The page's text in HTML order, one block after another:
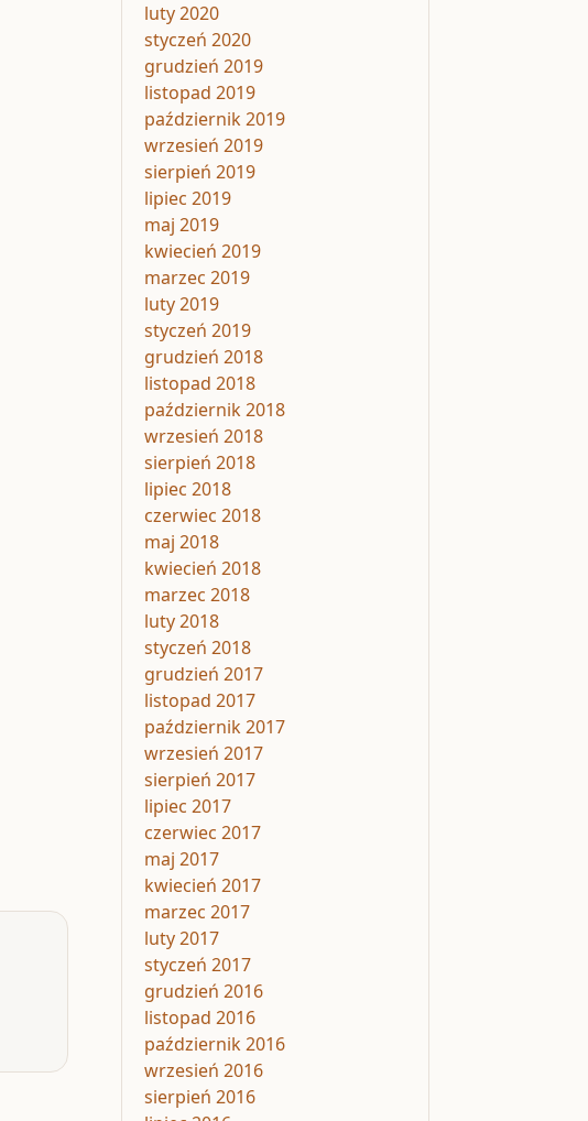
luty 2020
styczeń 2020
grudzień 2019
listopad 2019
październik 2019
wrzesień 2019
sierpień 2019
lipiec 2019
maj 2019
kwiecień 2019
marzec 2019
luty 2019
styczeń 2019
grudzień 2018
listopad 2018
październik 2018
wrzesień 2018
sierpień 2018
lipiec 2018
czerwiec 2018
maj 2018
kwiecień 2018
marzec 2018
luty 2018
styczeń 2018
grudzień 2017
listopad 2017
październik 2017
wrzesień 2017
sierpień 2017
lipiec 2017
czerwiec 2017
maj 2017
kwiecień 2017
marzec 2017
luty 2017
styczeń 2017
grudzień 2016
listopad 2016
październik 2016
wrzesień 2016
sierpień 2016